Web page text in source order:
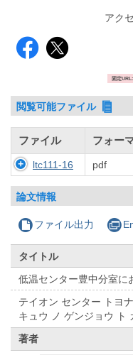
アク
固定
閲覧可能ファイル
ファイル フォー
ltc111-16 pdf
論文情報
ファイル出力
タイトル
低温センター豊中分室に
テイオン センター トヨ
キュウ ノ ゲンジョウ ト
著者